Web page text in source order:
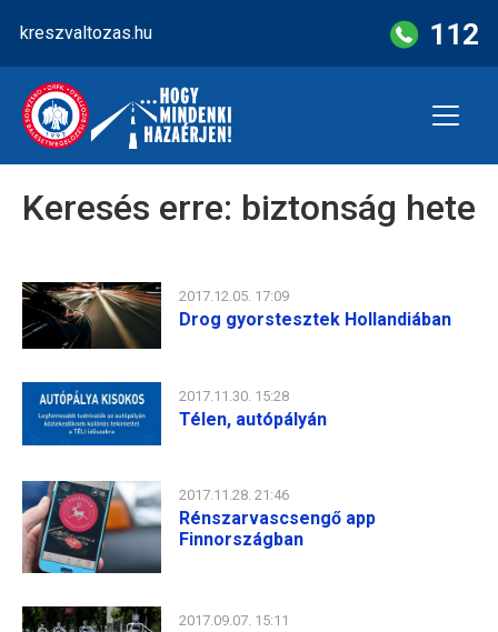
content
kreszvaltozas.hu 112
Keresés erre: biztonság hete
2017.12.05. 17:09
Drog gyorstesztek Hollandiában
2017.11.30. 15:28
Télen, autópályán
2017.11.28. 21:46
Rénszarvascsengő app
Finnországban
2017.09.07. 15:11